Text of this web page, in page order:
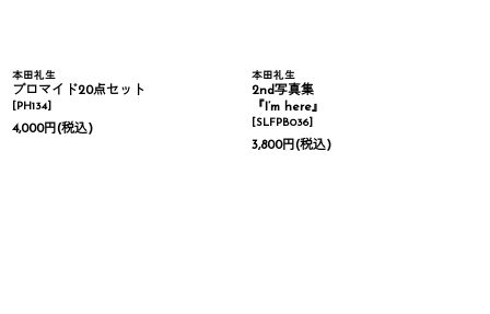
本田礼生
ブロマイド20点セット
[PH134]
4,000円(税込)
本田礼生
2nd写真集
『I’m here』
[SLFPB036]
3,800円(税込)